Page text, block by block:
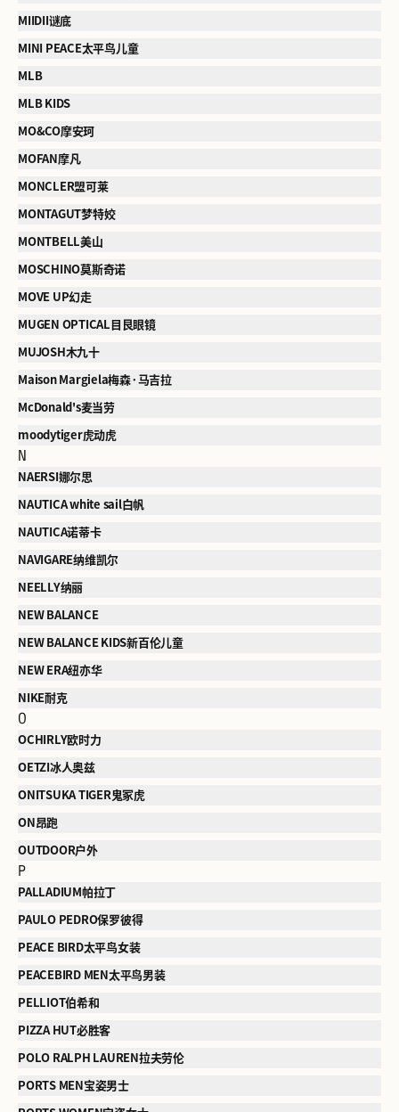
MIIDII谜底
MINI PEACE太平鸟儿童
MLB
MLB KIDS
MO&CO摩安珂
MOFAN摩凡
MONCLER盟可莱
MONTAGUT梦特姣
MONTBELL美山
MOSCHINO莫斯奇诺
MOVE UP幻走
MUGEN OPTICAL目艮眼镜
MUJOSH木九十
Maison Margiela梅森·马吉拉
McDonald's麦当劳
moodytiger虎动虎
N
NAERSI娜尔思
NAUTICA white sail白帆
NAUTICA诺蒂卡
NAVIGARE纳维凯尔
NEELLY纳丽
NEW BALANCE
NEW BALANCE KIDS新百伦儿童
NEW ERA纽亦华
NIKE耐克
O
OCHIRLY欧时力
OETZI冰人奥兹
ONITSUKA TIGER鬼冢虎
ON昂跑
OUTDOOR户外
P
PALLADIUM帕拉丁
PAULO PEDRO保罗彼得
PEACE BIRD太平鸟女装
PEACEBIRD MEN太平鸟男装
PELLIOT伯希和
PIZZA HUT必胜客
POLO RALPH LAUREN拉夫劳伦
PORTS MEN宝姿男士